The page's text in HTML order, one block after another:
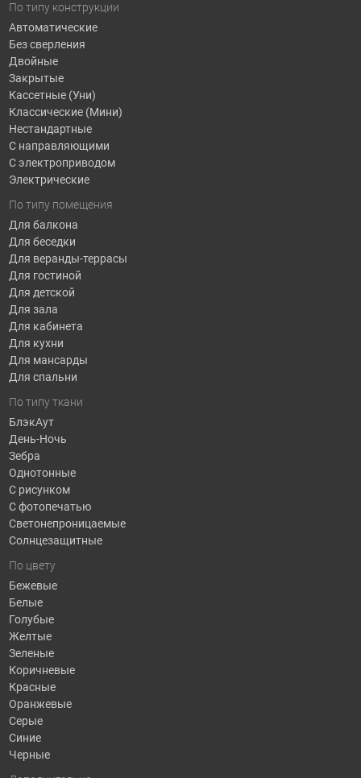
По типу конструкции
Автоматические
Без сверления
Двойные
Закрытые
Кассетные (Уни)
Классические (Мини)
Нестандартные
С направляющими
С электроприводом
Электрические
По типу помещения
Для балкона
Для беседки
Для веранды-террасы
Для гостиной
Для детской
Для зала
Для кабинета
Для кухни
Для мансарды
Для спальни
По типу ткани
БлэкАут
День-Ночь
Зебра
Однотонные
С рисунком
С фотопечатью
Светонепроницаемые
Солнцезащитные
По цвету
Бежевые
Белые
Голубые
Желтые
Зеленые
Коричневые
Красные
Оранжевые
Серые
Синие
Черные